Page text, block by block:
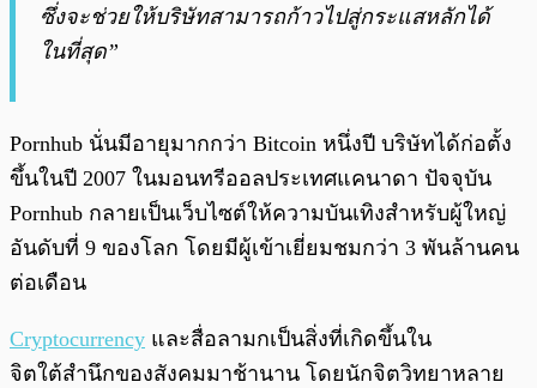
ซึ่งจะช่วยให้บริษัทสามารถก้าวไปสู่กระแสหลักได้
ในที่สุด”
Pornhub นั่นมีอายุมากกว่า Bitcoin หนึ่งปี บริษัทได้ก่อตั้ง
ขึ้นในปี 2007 ในมอนทรีออลประเทศแคนาดา ปัจจุบัน
Pornhub กลายเป็นเว็บไซต์ให้ความบันเทิงสำหรับผู้ใหญ่
อันดับที่ 9 ของโลก โดยมีผู้เข้าเยี่ยมชมกว่า 3 พันล้านคน
ต่อเดือน
Cryptocurrency และสื่อลามกเป็นสิ่งที่เกิดขึ้นใน
จิตใต้สำนึกของสังคมมาช้านาน โดยนักจิตวิทยาหลาย